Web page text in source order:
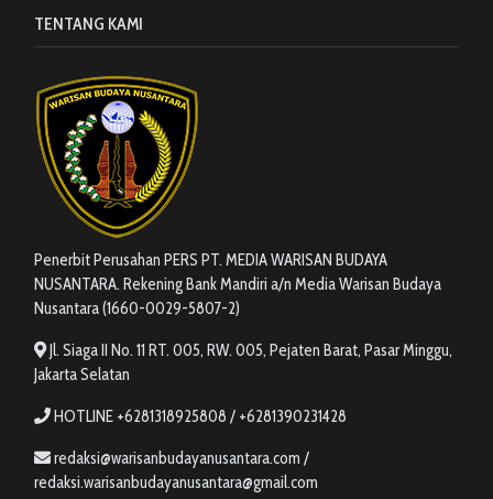
TENTANG KAMI
Penerbit Perusahan PERS PT. MEDIA WARISAN BUDAYA
NUSANTARA. Rekening Bank Mandiri a/n Media Warisan Budaya
Nusantara (1660-0029-5807-2)
Jl. Siaga II No. 11 RT. 005, RW. 005, Pejaten Barat, Pasar Minggu,
Jakarta Selatan
HOTLINE +6281318925808 / +6281390231428
redaksi@warisanbudayanusantara.com /
redaksi.warisanbudayanusantara@gmail.com